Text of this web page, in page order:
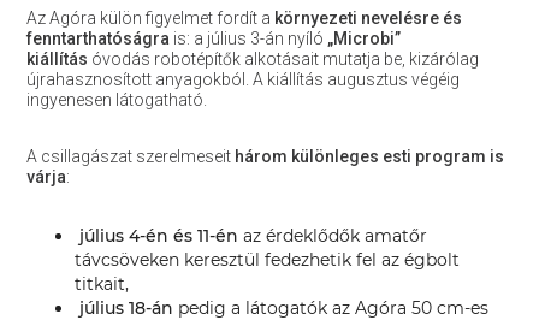
Az Agóra külön figyelmet fordít a környezeti nevelésre és
fenntarthatóságra is: a július 3-án nyíló „Microbi”
kiállítás óvodás robotépítők alkotásait mutatja be, kizárólag
újrahasznosított anyagokból. A kiállítás augusztus végéig
ingyenesen látogatható.
A csillagászat szerelmeseit három különleges esti program is
várja:
július 4-én és 11-én az érdeklődők amatőr
távcsöveken keresztül fedezhetik fel az égbolt
titkait,
július 18-án pedig a látogatók az Agóra 50 cm-es